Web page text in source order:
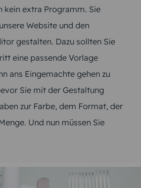
kein extra Programm. Sie
Website und den
gestalten. Dazu sollten Sie
eine passende Vorlage
ans Eingemachte gehen zu
Sie mit der Gestaltung
zur Farbe, dem Format, der
Und nun müssen Sie